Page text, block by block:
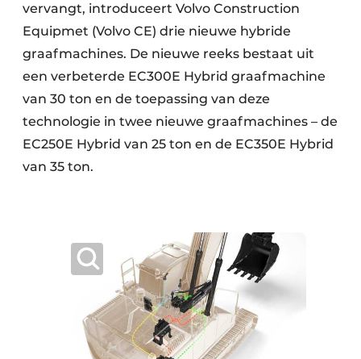
vervangt, introduceert Volvo Construction
Equipmet (Volvo CE) drie nieuwe hybride
graafmachines. De nieuwe reeks bestaat uit
een verbeterde EC300E Hybrid graafmachine
van 30 ton en de toepassing van deze
technologie in twee nieuwe graafmachines – de
EC250E Hybrid van 25 ton en de EC350E Hybrid
van 35 ton.